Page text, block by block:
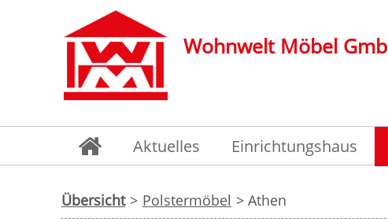
Wohnwelt Möbel
Aktuelles Einrichtungshaus
Übersicht > Polstermöbel > Athen